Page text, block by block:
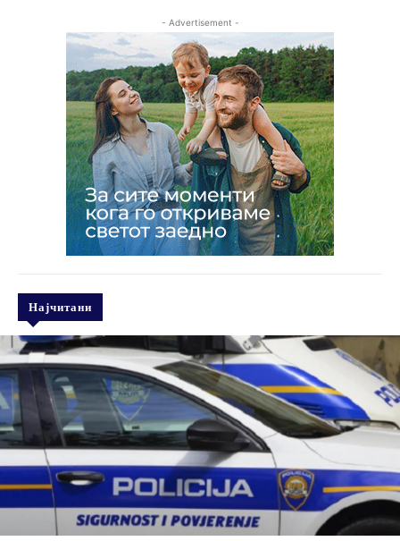
- Advertisement -
Најчитани